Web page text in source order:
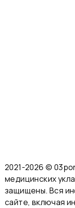
2021-2026 ©
медицинских
защищены. Вся
сайте, включая